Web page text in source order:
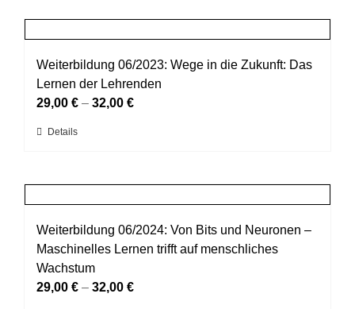
Varianten
auf.
Die
Optionen
auf
Weiterbildung 06/2023: Wege in die Zukunft: Das
Lernen der Lehrenden
29,00 € – 32,00 €
Dieses
Varianten
auf.
Die
Optionen
können
Details
Weiterbildung 06/2024: Von Bits und Neuronen –
Maschinelles Lernen trifft auf menschliches
Wachstum
29,00 € – 32,00 €